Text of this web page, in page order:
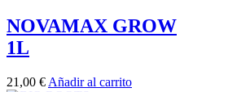
NOVAMAX GROW
1L
21,00 € Añadir al carrito